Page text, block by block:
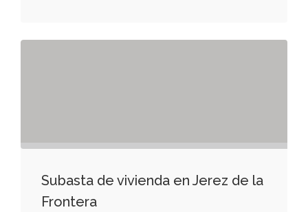
Subasta de vivienda en Jerez de la
Frontera